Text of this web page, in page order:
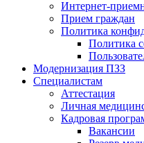
Интернет-
Прием граждан
Политика
Политика
Модернизация ПЗЗ
Специалистам
Аттестация
Личная
Кадровая
Вакансии